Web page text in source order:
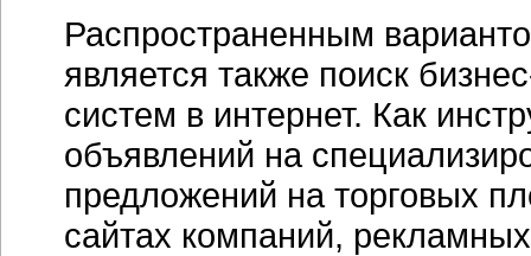
Распространенным
является также поиск
систем в интернет. Как
объявлений на
предложений на торговых
сайтах компаний,